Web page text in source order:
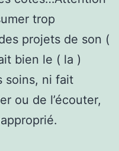
trop
projets de son (
bien le ( la )
soins, ni fait
ou de l’écouter,